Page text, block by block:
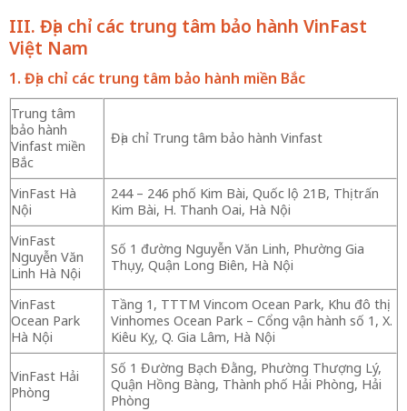
III. Địa chỉ các trung tâm bảo hành VinFast
Việt Nam
1. Địa chỉ các trung tâm bảo hành miền Bắc
Trung tâm
bảo hành
Vinfast miền
Bắc
Địa chỉ Trung tâm bảo hành Vinfast
VinFast Hà
Nội
244 – 246 phố Kim Bài, Quốc lộ 21B, Thị trấn
Kim Bài, H. Thanh Oai, Hà Nội
VinFast
Nguyễn Văn
Linh Hà Nội
Số 1 đường Nguyễn Văn Linh, Phường Gia
Thụy, Quận Long Biên, Hà Nội
VinFast
Ocean Park
Hà Nội
Tầng 1, TTTM Vincom Ocean Park, Khu đô thị
Vinhomes Ocean Park – Cổng vận hành số 1, X.
Kiêu Kỵ, Q. Gia Lâm, Hà Nội
VinFast Hải
Phòng
Số 1 Đường Bạch Đằng, Phường Thượng Lý,
Quận Hồng Bàng, Thành phố Hải Phòng, Hải
Phòng